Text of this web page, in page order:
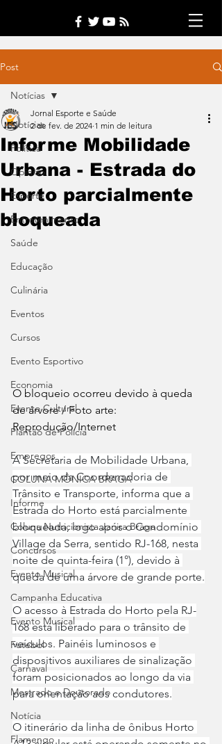
Post
Notícias
Política
Opinião
Esporte
Entretenimento
Saúde
Educação
Culinária
Eventos
Cursos
Evento Esportivo
Economia
Evento Cultural
Plantão de Polícia
Empregos
COLUNA MÔNICA BRAGA
Informe
Coluna Nutricionista Janira Braga
Concursos
Evento Musical
Campanha Educativa
Evento Musical
Futebol
Carnaval
Mestrado e Doutorado
Notícia
Flamengo
Notícias
Informe Mobilidade
Urbana - Estrada do
Horto parcialmente
bloqueada
Jornal Esporte e Saúde
2 de fev. de 2024 1 min de leitura
O bloqueio ocorreu devido à queda
de árvore / Foto arte:
Reprodução/Internet
A Secretaria de Mobilidade Urbana,
por meio da Coordenadoria de
Trânsito e Transporte, informa que a
Estrada do Horto está parcialmente
bloqueada, logo após o Condomínio
Village da Serra, sentido RJ-168, nesta
noite de quinta-feira (1°), devido à
queda de uma árvore de grande porte.
O acesso à Estrada do Horto pela RJ-
168 está liberado para o trânsito de
veículos. Painéis luminosos e
dispositivos auxiliares de sinalização
foram posicionados ao longo da via
para orientação aos condutores.
O itinerário da linha de ônibus Horto